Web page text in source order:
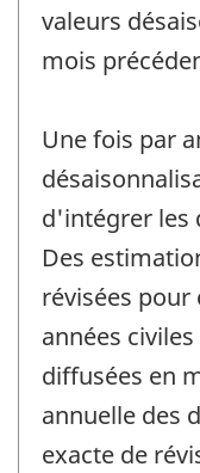
valeurs
mois
Une fois par
d'intégrer les
Des
révisées pour
années
diffusées en
annuelle des
exacte de